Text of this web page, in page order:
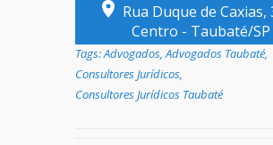
Rua Duque de Caxias,
Centro - Taubaté/SP
Tags:Advogados,Advogados Taubaté,
Consultores Jurídicos,
Consultores Jurídicos Taubaté